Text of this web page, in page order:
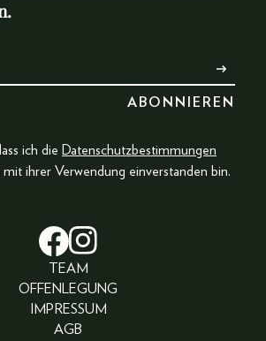
ich die Datenschutzbestimmungen
ihrer Verwendung einverstanden bin.
TEAM
OFFENLEGUNG
IMPRESSUM
AGB